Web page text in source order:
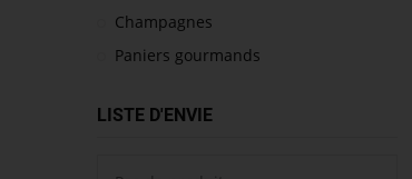
Champagnes
Paniers gourmands
LISTE D'ENVIE